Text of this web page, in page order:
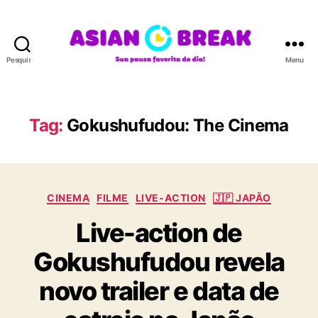
Pesquisar
A
N
R
A
Menu
Tag: Gokushufudou: The Cinema
C
t
e
g
o
r
i
CINEMA FILME LIVE-ACTION 🇯🇵 JAPÃO
Live-action de
Gokushufudou revela
novo trailer e data de